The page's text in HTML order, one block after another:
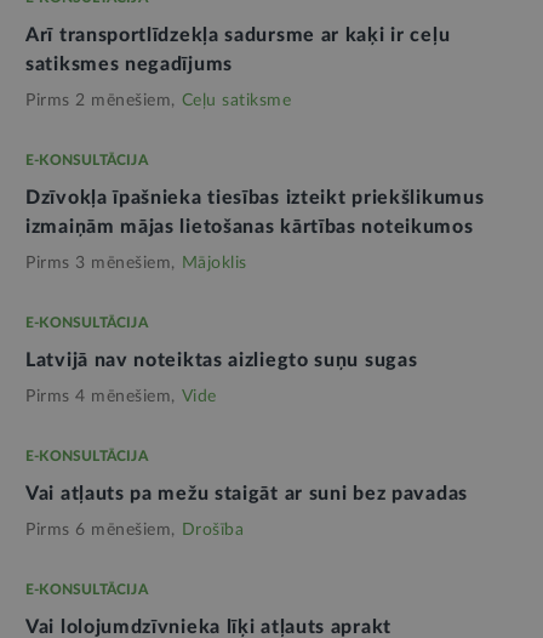
Arī transportlīdzekļa sadursme ar kaķi ir ceļu
satiksmes negadījums
Pirms 2 mēnešiem, Ceļu satiksme
E-KONSULTĀCIJA
Dzīvokļa īpašnieka tiesības izteikt priekšlikumus
izmaiņām mājas lietošanas kārtības noteikumos
Pirms 3 mēnešiem, Mājoklis
E-KONSULTĀCIJA
Latvijā nav noteiktas aizliegto suņu sugas
Pirms 4 mēnešiem, Vide
E-KONSULTĀCIJA
Vai atļauts pa mežu staigāt ar suni bez pavadas
Pirms 6 mēnešiem, Drošība
E-KONSULTĀCIJA
Vai lolojumdzīvnieka līķi atļauts aprakt